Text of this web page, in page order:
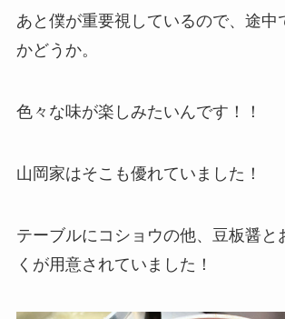
あと僕が重要視しているので、途中
かどうか。
色々な味が楽しみたいんです！！
山岡家はそこも優れていました！
テーブルにコショウの他、豆板醤と
くが用意されていました！